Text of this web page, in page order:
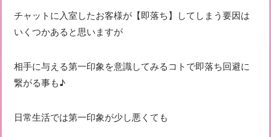
チャットに入室したお客様が【即落ち】してしまう要因は
いくつかあると思いますが
相手に与える第一印象を意識してみるコトで即落ち回避に
繋がる事も♪
日常生活では第一印象が少し悪くても